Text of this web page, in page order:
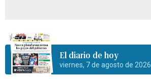
El diario de hoy
viernes, 7 de agosto de 2026